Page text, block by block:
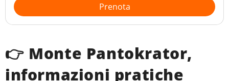
Prenota
👉 Monte Pantokrator,
informazioni pratiche